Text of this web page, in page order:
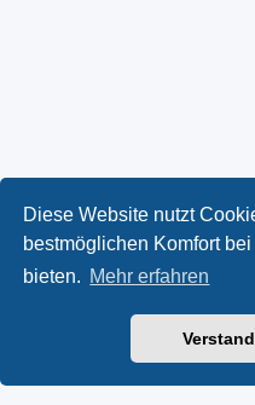
Diese Website nutzt
bestmöglichen Komfort
bieten. Mehr erfahren